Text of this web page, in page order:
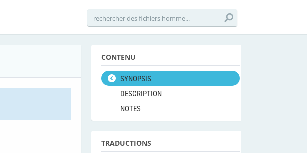
CONTENU
SYNOPSIS
DESCRIPTION
NOTES
TRADUCTIONS